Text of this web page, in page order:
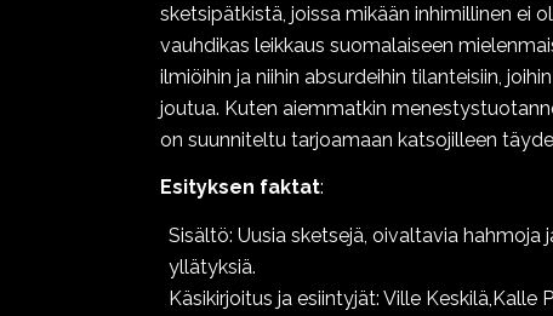
sketsipätkistä, joissa mikään inhimillinen ei
vauhdikas leikkaus suomalaiseen
ilmiöihin ja niihin absurdeihin tilanteisiin,
joutua. Kuten aiemmatkin
on suunniteltu tarjoamaan katsojilleen
Esityksen faktat:
Sisältö: Uusia sketsejä, oivaltavia hahmoja
yllätyksiä.
Käsikirjoitus ja esiintyjät: Ville Keskilä,Kalle